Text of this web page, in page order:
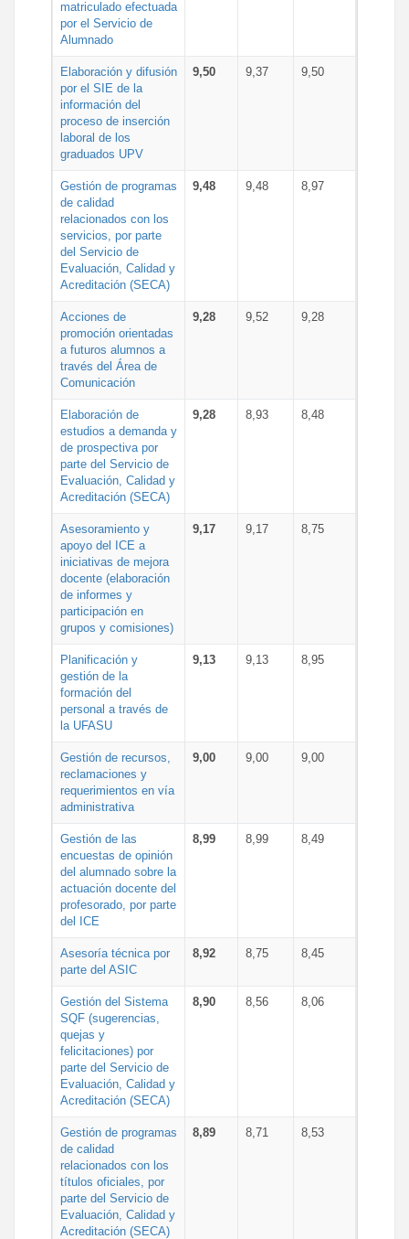
matriculado efectuada
por el Servicio de
Alumnado
Elaboración y difusión
por el SIE de la
información del
proceso de inserción
laboral de los
graduados UPV
9,50 9,37 9,50
Gestión de programas
de calidad
relacionados con los
servicios, por parte
del Servicio de
Evaluación, Calidad y
Acreditación (SECA)
9,48 9,48 8,97
Acciones de
promoción orientadas
a futuros alumnos a
través del Área de
Comunicación
9,28 9,52 9,28
Elaboración de
estudios a demanda y
de prospectiva por
parte del Servicio de
Evaluación, Calidad y
Acreditación (SECA)
9,28 8,93 8,48
Asesoramiento y
apoyo del ICE a
iniciativas de mejora
docente (elaboración
de informes y
participación en
grupos y comisiones)
9,17 9,17 8,75
Planificación y
gestión de la
formación del
personal a través de
la UFASU
9,13 9,13 8,95
Gestión de recursos,
reclamaciones y
requerimientos en vía
administrativa
9,00 9,00 9,00
Gestión de las
encuestas de opinión
del alumnado sobre la
actuación docente del
profesorado, por parte
del ICE
8,99 8,99 8,49
Asesoría técnica por
parte del ASIC
8,92 8,75 8,45
Gestión del Sistema
SQF (sugerencias,
quejas y
felicitaciones) por
parte del Servicio de
Evaluación, Calidad y
Acreditación (SECA)
8,90 8,56 8,06
Gestión de programas
de calidad
relacionados con los
títulos oficiales, por
parte del Servicio de
Evaluación, Calidad y
Acreditación (SECA)
8,89 8,71 8,53